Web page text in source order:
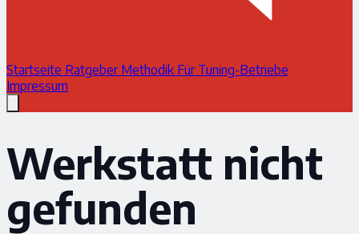
Startseite Ratgeber Methodik Für Tuning-Betriebe
Impressum
Werkstatt nicht
gefunden